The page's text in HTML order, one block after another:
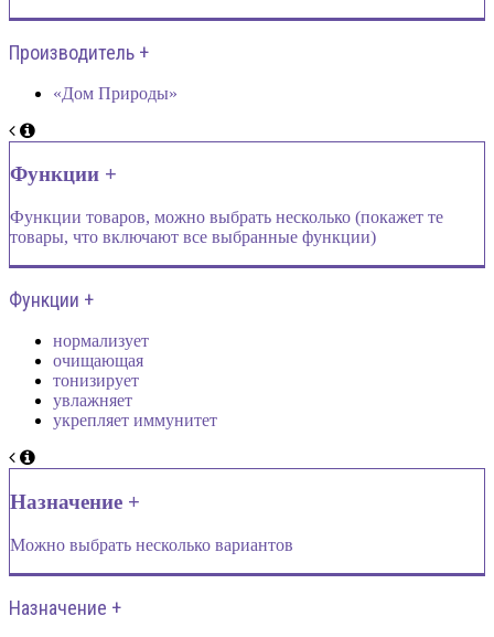
Производитель +
«Дом Природы»
Функции +
Функции товаров, можно выбрать несколько (покажет те
товары, что включают все выбранные функции)
Функции +
нормализует
очищающая
тонизирует
увлажняет
укрепляет иммунитет
Назначение +
Можно выбрать несколько вариантов
Назначение +